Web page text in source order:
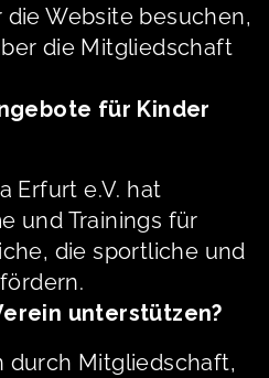
Website besuchen,
die Mitgliedschaft
für Kinder
Erfurt e.V. hat
und Trainings für
die sportliche und
unterstützen?
durch Mitgliedschaft,